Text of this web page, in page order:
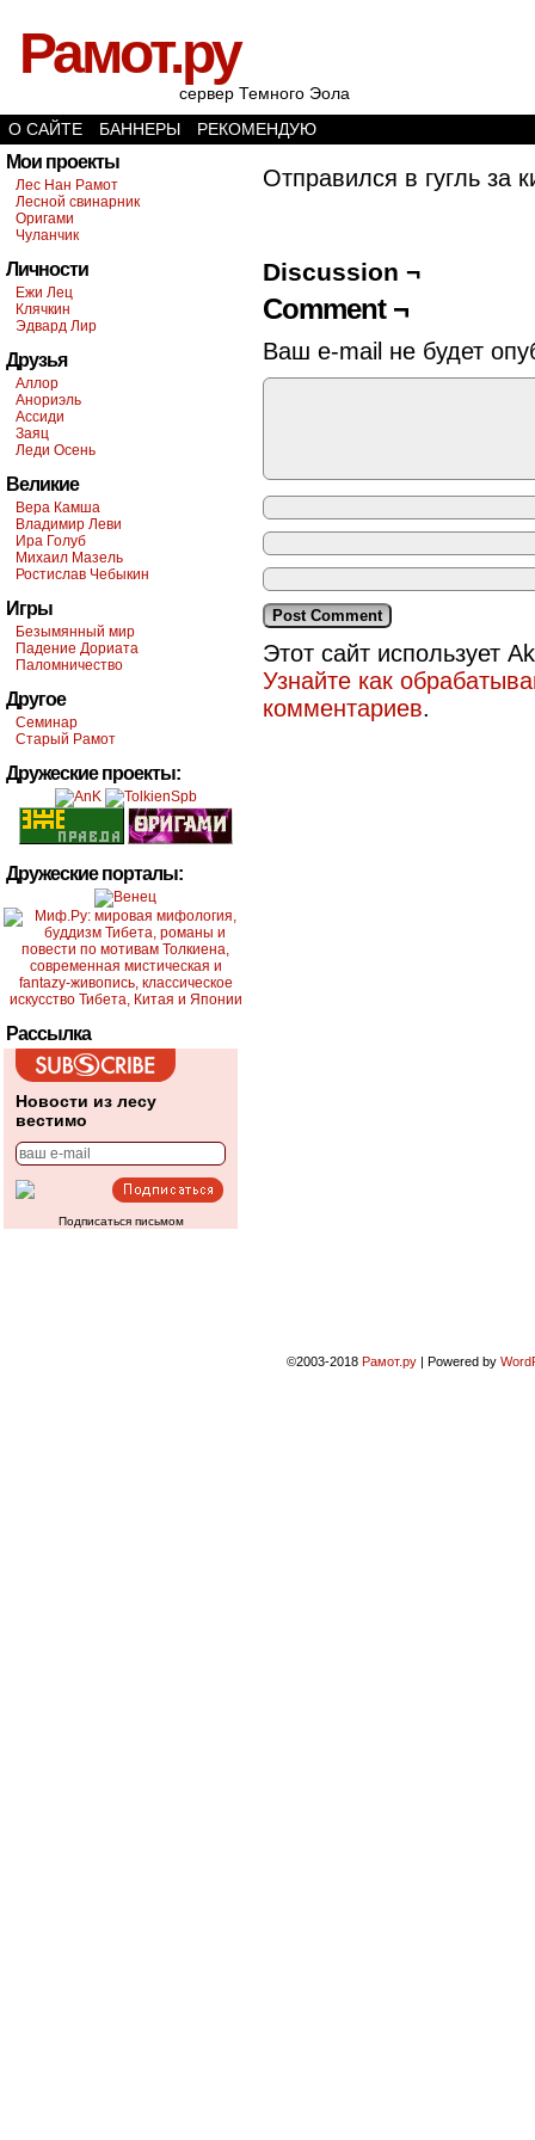
Рамот.ру
сервер Темного Эола
О САЙТЕ
БАННЕРЫ РЕКОМЕНДУЮ
Мои проекты
Лес Нан Рамот
Лесной свинарник
Оригами
Чуланчик
Личности
Ежи Лец
Клячкин
Эдвард Лир
Друзья
Аллор
Анориэль
Ассиди
Заяц
Леди Осень
Великие
Вера Камша
Владимир Леви
Ира Голуб
Михаил Мазель
Ростислав Чебыкин
Игры
Безымянный мир
Падение Дориата
Паломничество
Другое
Семинар
Старый Рамот
Дружеские проекты:
Дружеские порталы:
Рассылка
Новости из лесу
вестимо
Подписаться письмом
Отправился в гугль за
Discussion ¬
Comment ¬
Ваш e-mail не будет
Этот сайт использует
Узнайте как
комментариев.
©2003-2018 Рамот.ру | Powered by